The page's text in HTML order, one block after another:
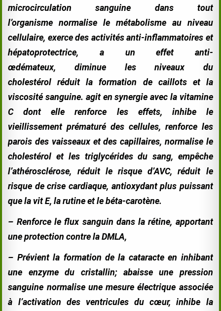
microcirculation sanguine dans tout
l’organisme normalise le métabolisme au niveau
cellulaire, exerce des activités anti-inflammatoires et
hépatoprotectrice, a un effet anti-
œdémateux, diminue les niveaux du
cholestérol réduit la formation de caillots et la
viscosité sanguine. agit en synergie avec la vitamine
C dont elle renforce les effets, inhibe le
vieillissement prématuré des cellules, renforce les
parois des vaisseaux et des capillaires, normalise le
cholestérol et les triglycérides du sang, empêche
l’athérosclérose, réduit le risque d’AVC, réduit le
risque de crise cardiaque, antioxydant plus puissant
que la vit E, la rutine et le béta-carotène.
– Renforce le flux sanguin dans la rétine, apportant
une protection contre la DMLA,
– Prévient la formation de la cataracte en inhibant
une enzyme du cristallin; abaisse une pression
sanguine normalise une mesure électrique associée
à l’activation des ventricules du cœur, inhibe la